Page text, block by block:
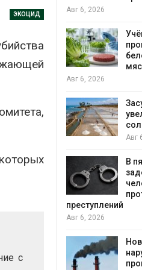
ЭКОЦИД
с
мусорных
в
Авг 6, 2026
Авг 6, 2026
Авг
В
преступлений
Авг 6, 2026